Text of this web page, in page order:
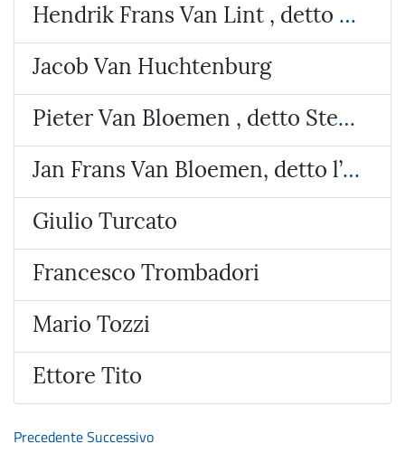
Hendrik Frans Van Lint , detto lo Studio
Jacob Van Huchtenburg
Pieter Van Bloemen , detto Stendardo
Jan Frans Van Bloemen, detto l’Orizzonte
Giulio Turcato
Francesco Trombadori
Mario Tozzi
Ettore Tito
PrecedenteSuccessivo